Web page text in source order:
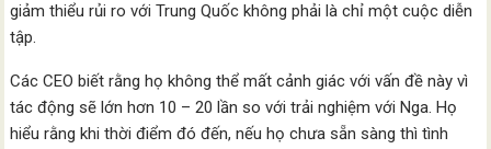
giảm thiểu rủi ro với Trung Quốc không phải là chỉ một cuộc diễn
tập.
Các CEO biết rằng họ không thể mất cảnh giác với vấn đề này vì
tác động sẽ lớn hơn 10 – 20 lần so với trải nghiệm với Nga. Họ
hiểu rằng khi thời điểm đó đến, nếu họ chưa sẵn sàng thì tình